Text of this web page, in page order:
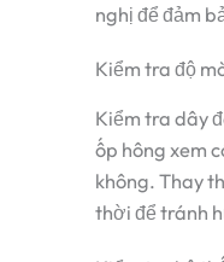
nghị để đảm
Kiểm tra độ
Kiểm tra dây
ốp hông xem
không. Thay
thời để tránh